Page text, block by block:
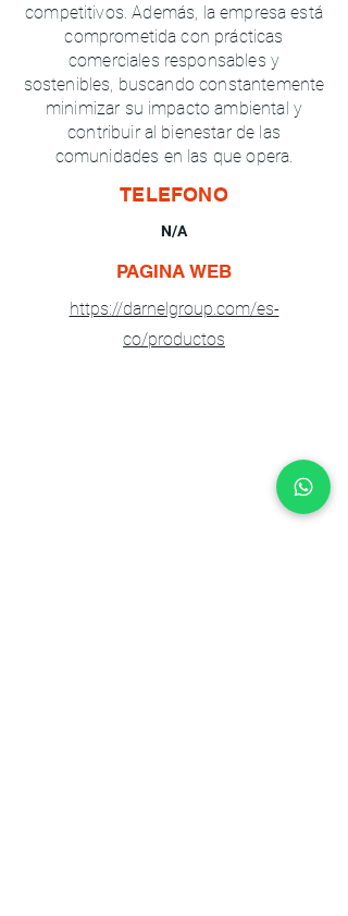
competitivos. Además, la empresa está
comprometida con prácticas
comerciales responsables y
sostenibles, buscando constantemente
minimizar su impacto ambiental y
contribuir al bienestar de las
comunidades en las que opera.
TELEFONO
N/A
PAGINA WEB
https://darnelgroup.com/es-
co/productos